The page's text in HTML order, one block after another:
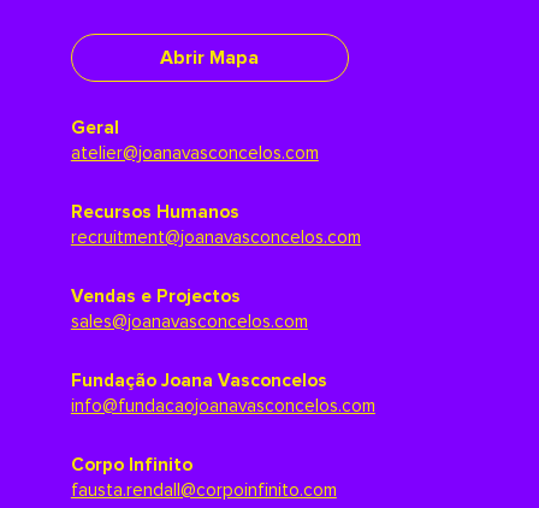
Abrir Mapa
Geral
atelier@joanavasconcelos.com
Recursos Humanos
recruitment@joanavasconcelos.com
Vendas e Projectos
sales@joanavasconcelos.com
Fundação Joana Vasconcelos
info@fundacaojoanavasconcelos.com
Corpo Infinito
fausta.rendall@corpoinfinito.com